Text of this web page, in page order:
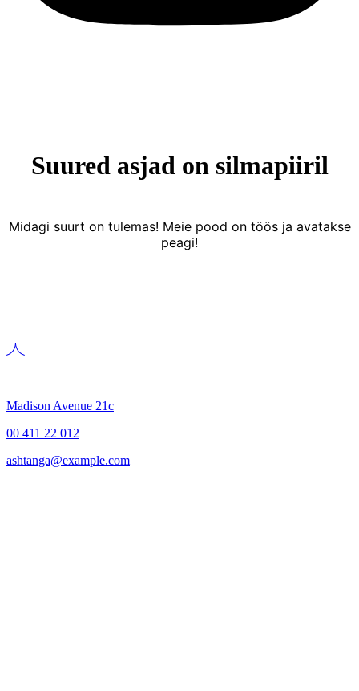
Suured asjad on silmapiiril
Midagi suurt on tulemas! Meie pood on töös ja avatakse
peagi!
Madison Avenue 21c
00 411 22 012
ashtanga@example.com